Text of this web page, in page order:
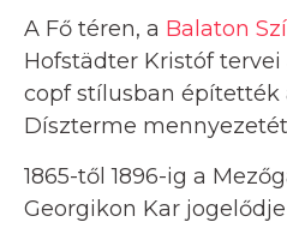
A Fő téren, a Balaton
Hofstädter Kristóf
copf stílusban építették
Díszterme
1865-től 1896-ig a
Georgikon Kar